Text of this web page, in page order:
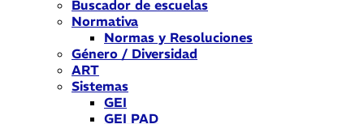
Buscador de escuelas
Normativa
Normas y Resoluciones
Género / Diversidad
ART
Sistemas
GEI
GEI PAD